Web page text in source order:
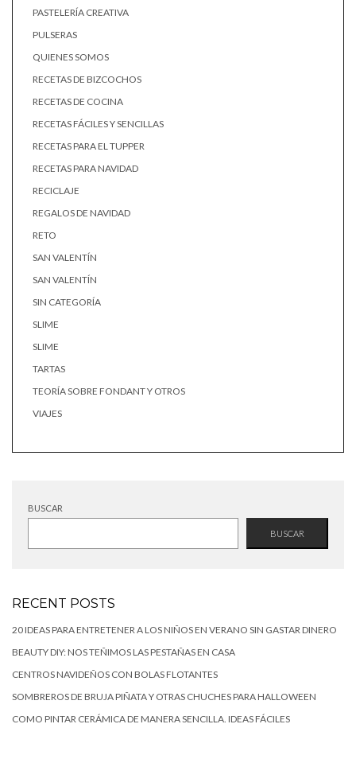
PASTELERÍA CREATIVA
PULSERAS
QUIENES SOMOS
RECETAS DE BIZCOCHOS
RECETAS DE COCINA
RECETAS FÁCILES Y SENCILLAS
RECETAS PARA EL TUPPER
RECETAS PARA NAVIDAD
RECICLAJE
REGALOS DE NAVIDAD
RETO
SAN VALENTÍN
SAN VALENTÍN
SIN CATEGORÍA
SLIME
SLIME
TARTAS
TEORÍA SOBRE FONDANT Y OTROS
VIAJES
BUSCAR
BUSCAR
RECENT POSTS
20 IDEAS PARA ENTRETENER A LOS NIÑOS EN VERANO SIN GASTAR DINERO
BEAUTY DIY: NOS TEÑIMOS LAS PESTAÑAS EN CASA
CENTROS NAVIDEÑOS CON BOLAS FLOTANTES
SOMBREROS DE BRUJA PIÑATA Y OTRAS CHUCHES PARA HALLOWEEN
COMO PINTAR CERÁMICA DE MANERA SENCILLA. IDEAS FÁCILES